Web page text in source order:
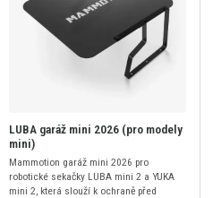
LUBA garáž mini 2026 (pro modely
mini)
Mammotion garáž mini 2026 pro
robotické sekačky LUBA mini 2 a YUKA
mini 2, která slouží k ochraně před